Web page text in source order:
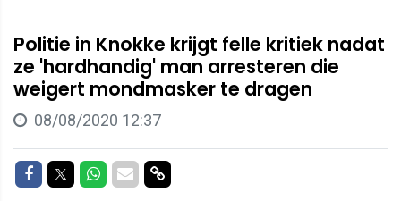
Politie in Knokke krijgt felle kritiek nadat
ze 'hardhandig' man arresteren die
weigert mondmasker te dragen
08/08/2020 12:37
Delen op Facebook
Delen op Twitter
Delen op Whatsapp
Delen via Mail
Delen via link